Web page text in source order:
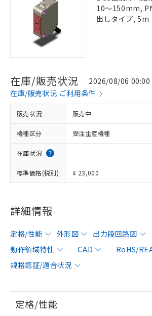
10～150mm,
出しタイプ, 5m
在庫/販売状況
2026/08/06 00:00
在庫/販売状況 ご利用条件
販売状況 販売中
機種区分 受注生産機種
在庫状況
標準価格(税別) ¥ 23,000
詳細情報
定格/性能 外形図 出力段回路図
動作領域特性
CAD
RoHS/
規格認証/適合状況
定格/性能